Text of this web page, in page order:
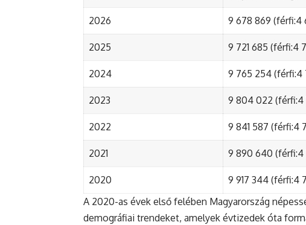
2026 9 678 869 (férfi:4
2025 9 721 685 (férfi:4
2024 9 765 254 (férfi:4
2023 9 804 022 (férfi:4
2022 9 841 587 (férfi:4
2021 9 890 640 (férfi:4
2020
9 917 344 (férfi:4
A 2020-as évek első felében Magyarország
demográfiai trendeket, amelyek évtizedek óta